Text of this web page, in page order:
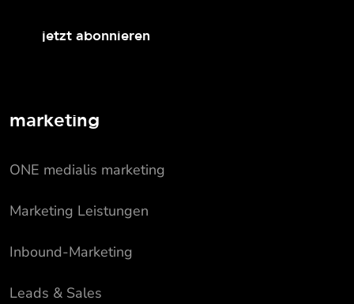
jetzt abonnieren
marketing
ONE medialis marketing
Marketing Leistungen
Inbound-Marketing
Leads & Sales